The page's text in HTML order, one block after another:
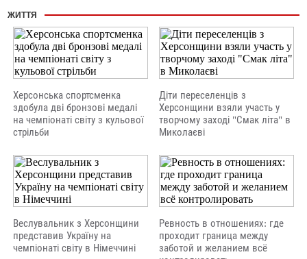
ЖИТТЯ
Херсонська спортсменка
здобула дві бронзові медалі
на чемпіонаті світу з кульової
стрільби
Діти переселенців з
Херсонщини взяли участь у
творчому заході "Смак літа" в
Миколаєві
Веслувальник з Херсонщини
представив Україну на
чемпіонаті світу в Німеччині
Ревность в отношениях: где
проходит граница между
заботой и желанием всё